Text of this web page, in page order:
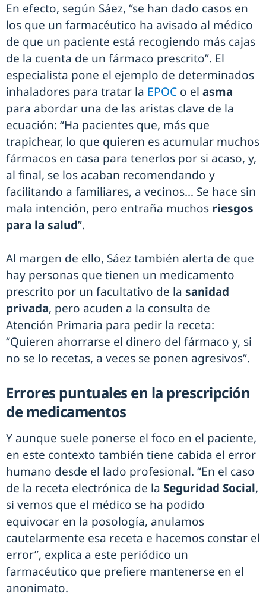
En efecto, según Sáez, “se han dado casos en
los que un farmacéutico ha avisado al médico
de que un paciente está recogiendo más cajas
de la cuenta de un fármaco prescrito”. El
especialista pone el ejemplo de determinados
inhaladores para tratar la EPOC o el asma
para abordar una de las aristas clave de la
ecuación: “Ha pacientes que, más que
trapichear, lo que quieren es acumular muchos
fármacos en casa para tenerlos por si acaso, y,
al final, se los acaban recomendando y
facilitando a familiares, a vecinos… Se hace sin
mala intención, pero entraña muchos riesgos
para la salud”.
Al margen de ello, Sáez también alerta de que
hay personas que tienen un medicamento
prescrito por un facultativo de la sanidad
privada, pero acuden a la consulta de
Atención Primaria para pedir la receta:
“Quieren ahorrarse el dinero del fármaco y, si
no se lo recetas, a veces se ponen agresivos”.
Errores puntuales en la prescripción
de medicamentos
Y aunque suele ponerse el foco en el paciente,
en este contexto también tiene cabida el error
humano desde el lado profesional. “En el caso
de la receta electrónica de la Seguridad Social,
si vemos que el médico se ha podido
equivocar en la posología, anulamos
cautelarmente esa receta e hacemos constar el
error”, explica a este periódico un
farmacéutico que prefiere mantenerse en el
anonimato.